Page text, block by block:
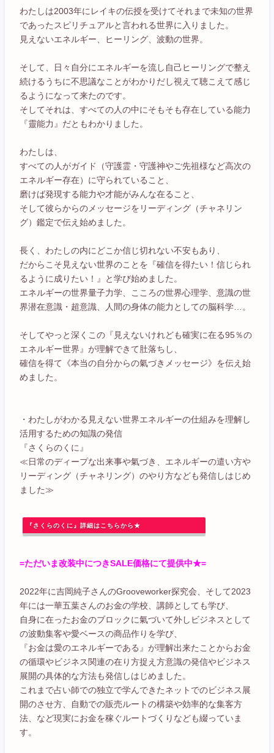
わたしは2003年にレイキの伝授を受けてそれまで未知の世界
であったスピリチュアルと言われる世界に入りました。
見えないエネルギー、ヒーリング、波動の世界。
そして、日々自分にエネルギーを流し自己ヒーリングで整え
続けるうちに不思議なことがわかりだし視えて聴こえて感じ
るようになって来たのです。
そしてそれは、すべての人の中にそもそも存在している能力
『靈能力』だともわかりました。
わたしは、
すべての人がガイド（守護霊・守護神やご先祖様など高次の
エネルギー存在）に守られていること、
磨けば発現する能力や才能がみんな在ること、
そして彼らからのメッセージをリーディング（チャネリン
グ）鑑定で伝え始めました。
長く、わたしの内にどこか信じ切れない不安もあり、
だからこそ見えない世界のことを『確信を得たい！信じられ
るように成りたい！』と学び始めました。
エネルギーの世界量子力学、こころの世界心理学、意識の世
界潜在意識・超意識、人間の身体の能力としての脳科学…。
そしてやっと深くこの『見えないけれども確実に在る95％の
エネルギー世界』が理解できて肚落ちし、
確信を得て《本当の自分からの氣づきメッセージ》を伝え始
めました。
・わたしがわかる見えない世界エネルギーの仕組みを理解し
活用するための知識の発信
『さくらのくに』
≪日常のディープな出来事や氣づき、エネルギーの遣い方や
リーディング（チャネリング）のやり方なども発信しはじめ
ました≫
『さくらのくに』詳細はこちらから★
=ただいま改装中につきSALE価格にて提供中★=
2022年に吉岡純子さんのGrooveworker探究会、そして2023
年には一華五葉さんのお金の学校、講師としても学び、
自身に在ったお金のブロックに氣づいて外しビジネスとして
の波動集客や愛ベースの商品作りを学び、
『お金は愛のエネルギーである』が理解出来たことからお金
の循環やビジネス関連の在り方捉え方意識の発信やビジネス
展開の具体的な方法も発信しはじめました。
これまで占い師での独立で学んできたネットでのビジネス展
開のさせ方、自動での販売ルートの構築や効率的な集客方
法、など現実にお金を稼ぐルートづくりなども綴っていま
す。